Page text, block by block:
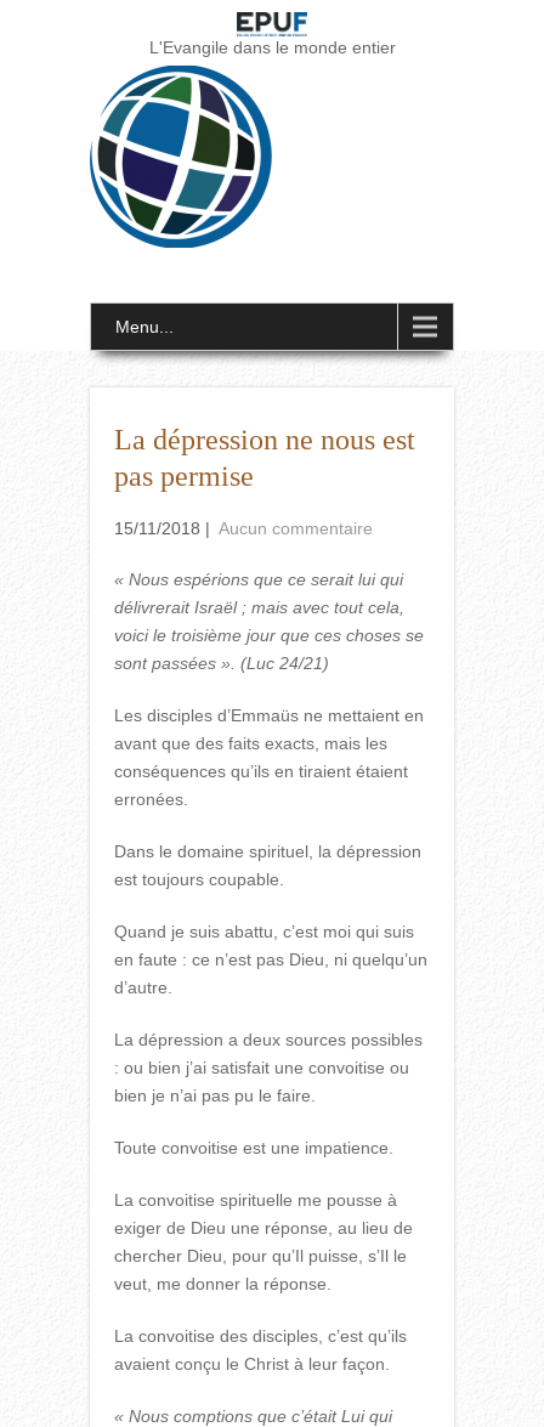
L'Evangile dans le monde entier
Menu...
La dépression ne nous est
pas permise
15/11/2018 | Aucun commentaire
« Nous espérions que ce serait lui qui
délivrerait Israël ; mais avec tout cela,
voici le troisième jour que ces choses se
sont passées ». (Luc 24/21)
Les disciples d’Emmaüs ne mettaient en
avant que des faits exacts, mais les
conséquences qu’ils en tiraient étaient
erronées.
Dans le domaine spirituel, la dépression
est toujours coupable.
Quand je suis abattu, c’est moi qui suis
en faute : ce n’est pas Dieu, ni quelqu’un
d’autre.
La dépression a deux sources possibles
: ou bien j’ai satisfait une convoitise ou
bien je n’ai pas pu le faire.
Toute convoitise est une impatience.
La convoitise spirituelle me pousse à
exiger de Dieu une réponse, au lieu de
chercher Dieu, pour qu’Il puisse, s’Il le
veut, me donner la réponse.
La convoitise des disciples, c’est qu’ils
avaient conçu le Christ à leur façon.
« Nous comptions que c’était Lui qui